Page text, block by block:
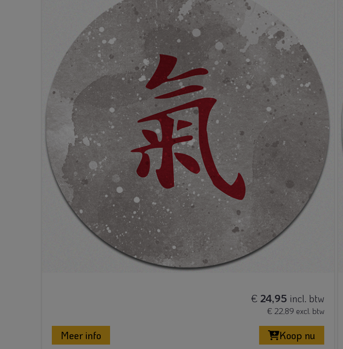
Meer info
€ 24,95 incl. btw
€ 22,89 excl. btw
Koop nu